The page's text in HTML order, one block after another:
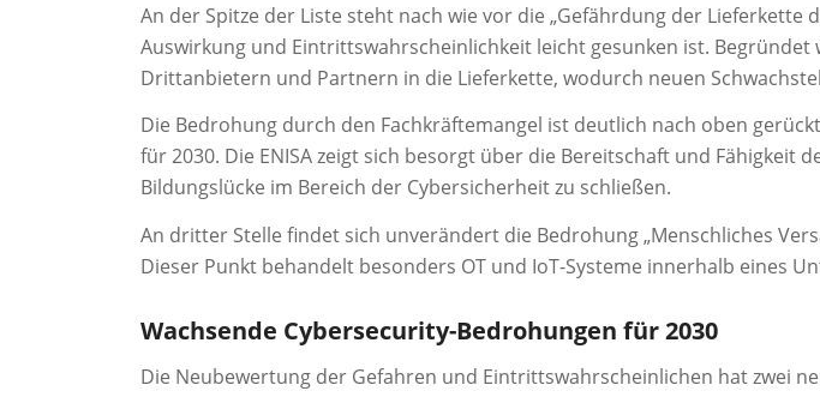
An der Spitze der Liste steht nach wie vor die „Gefährdung der
Auswirkung und Eintrittswahrscheinlichkeit leicht gesunken ist.
Drittanbietern und Partnern in die Lieferkette, wodurch neuen
Die Bedrohung durch den Fachkräftemangel ist deutlich nach oben
für 2030. Die ENISA zeigt sich besorgt über die Bereitschaft und
Bildungslücke im Bereich der Cybersicherheit zu schließen.
An dritter Stelle findet sich unverändert die Bedrohung „Menschliches
Dieser Punkt behandelt besonders OT und IoT-Systeme innerhalb eines
Wachsende Cybersecurity-Bedrohungen für 2030
Die Neubewertung der Gefahren und Eintrittswahrscheinlichen hat zwei